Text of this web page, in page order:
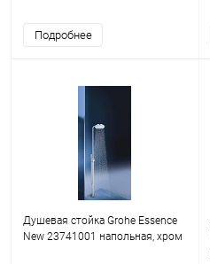
Подробнее
Душевая стойка Grohe Essence
New 23741001 напольная, хром